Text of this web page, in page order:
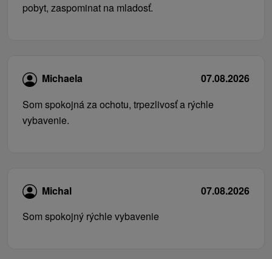
pobyt, zaspominat na mladosť.
Michaela
07.08.2026
Som spokojná za ochotu, trpezlivosť a rýchle
vybavenie.
Michal
07.08.2026
Som spokojný rýchle vybavenie